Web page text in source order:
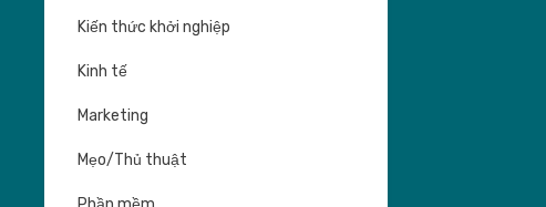
Kiến thức khởi nghiệp
Kinh tế
Marketing
Mẹo/Thủ thuật